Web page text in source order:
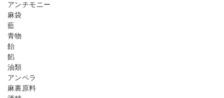
アンチモニー
麻袋
藍
青物
飴
餡
油類
アンペラ
麻裏原料